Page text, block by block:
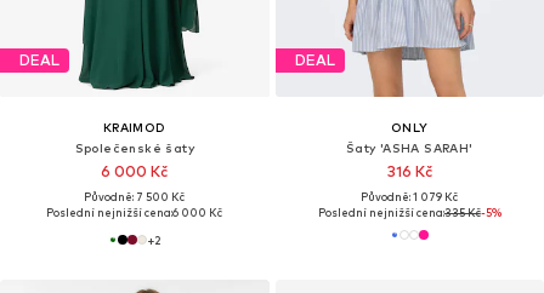
DEAL
KRAIMOD
Společenské šaty
6 000 Kč
Původně: 7 500 Kč
Poslední nejnižší cena:6 000 Kč
+2
DEAL
ONLY
Šaty 'ASHA SARAH'
316 Kč
Původně: 1 079 Kč
Poslední nejnižší cena:335 Kč-5%